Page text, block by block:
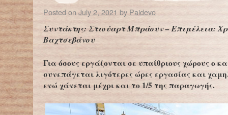
Posted on July 2, 2021 by Paidevo
Συντάκτης: Στιούαρτ Μπράουν – Επιμέλεια:
Βαχτσεβάνου
Για όσους εργάζονται σε υπαίθριους χώρους ο
συνεπάγεται λιγότερες ώρες εργασίας και
ενώ χάνεται μέχρι και το 1/5 της παραγωγής.